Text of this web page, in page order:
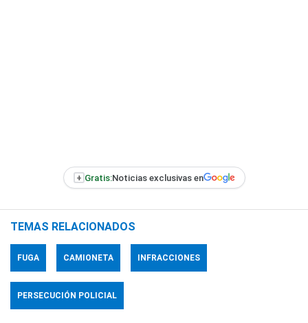
+ Gratis:Noticias exclusivas en
TEMAS RELACIONADOS
FUGA CAMIONETA INFRACCIONES
PERSECUCIÓN POLICIAL